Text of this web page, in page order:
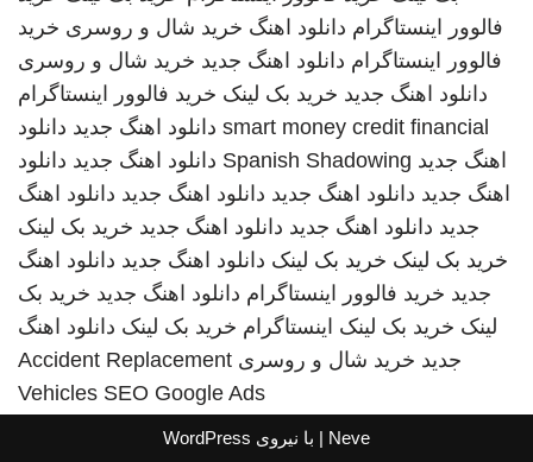
فالوور اینستاگرام دانلود اهنگ خرید شال و روسری خرید
فالوور اینستاگرام دانلود اهنگ جدید خرید شال و روسری
دانلود اهنگ جدید خرید بک لینک خرید فالوور اینستاگرام
smart money credit financial دانلود اهنگ جدید دانلود
اهنگ جدید Spanish Shadowing دانلود اهنگ جدید دانلود
اهنگ جدید دانلود اهنگ جدید دانلود اهنگ جدید دانلود اهنگ
جدید دانلود اهنگ جدید دانلود اهنگ جدید خرید بک لینک
خرید بک لینک خرید بک لینک دانلود اهنگ جدید دانلود اهنگ
جدید خرید فالوور اینستاگرام دانلود اهنگ جدید خرید بک
لینک خرید بک لینک اینستاگرام خرید بک لینک دانلود اهنگ
جدید خرید شال و روسری Accident Replacement
Vehicles SEO Google Ads
Neve | با نیروی WordPress